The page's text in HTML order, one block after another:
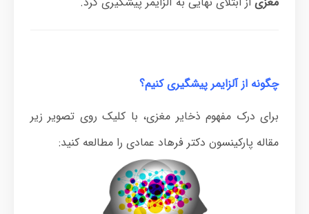
چگونه از آلزایمر پیشگیری کنیم؟
برای درک مفهوم ذخایر مغزی، با کلیک روی تصویر زیر
مقاله پارکینسون دکتر فرهاد عمادی را مطالعه کنید: